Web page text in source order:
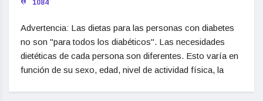
1084
Advertencia: Las dietas para las personas con diabetes
no son "para todos los diabéticos". Las necesidades
dietéticas de cada persona son diferentes. Esto varía en
función de su sexo, edad, nivel de actividad física, la